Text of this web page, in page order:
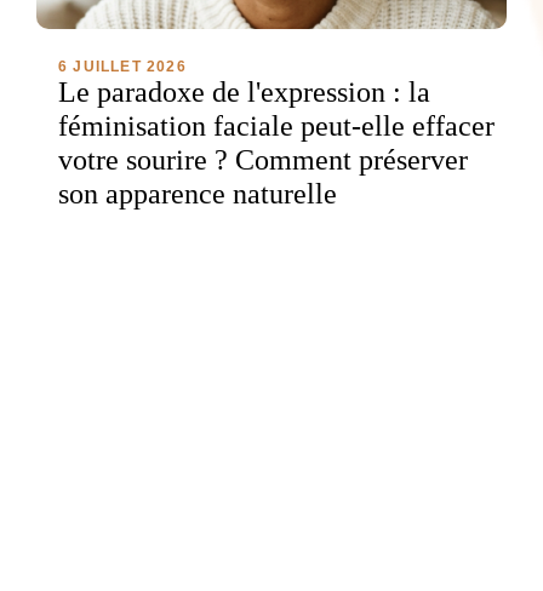
6 JUILLET 2026
Le paradoxe de l'expression : la
féminisation faciale peut-elle effacer
votre sourire ? Comment préserver
son apparence naturelle